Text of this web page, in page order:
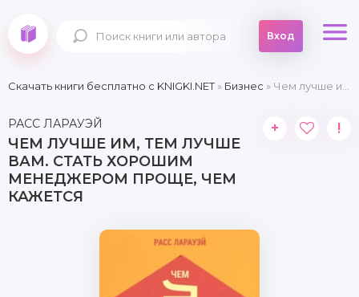
Вход
Скачать книги бесплатно c KNIGKI.NET» Бизнес » Чем лучше им, тем лучше вам. Стать хорошим менеджером проще, чем кажется
РАСС ЛАРАУЭЙ
ЧЕМ ЛУЧШЕ ИМ, ТЕМ ЛУЧШЕ
ВАМ. СТАТЬ ХОРОШИМ
МЕНЕДЖЕРОМ ПРОЩЕ, ЧЕМ
КАЖЕТСЯ
+ !